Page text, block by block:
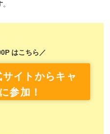
。
はこちら／
イトからキャ
参加！